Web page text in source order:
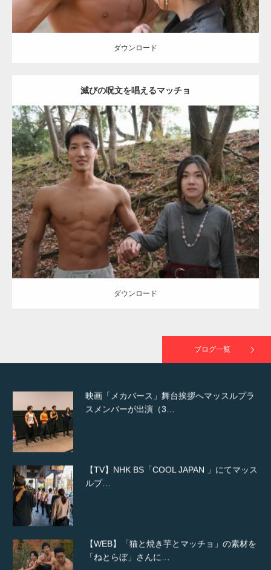
ダウンロード
滅びの呪文を唱えるマッチョ
Update:2021.07.8
Category:公園のマッチョ その他 AKIHITO(細マッチョ) 大胸筋 腹筋
ダウンロード
ダウンロード
ブログ一覧
【YouTube】マッチョフリー素材メンバーが
ギネス世界記録…
【TV】TBS番組「ひるおび」にてマッスルプ
ラスが紹介されま…
TOKYO FMラジオ番組「ONE MORNING」
で紹介さ…
NHK「所さん！事件ですよ」に取材されまし
た（6/8放送）
映画「メカバース」舞台挨拶へマッスルプラ
スメンバーが出演（3…
【TV】NHK BS「COOL JAPAN 」にてマッス
ルプ…
【WEB】「猫と焼き芋とマッチョ」の素材を
「ねとらぼ」さんに…